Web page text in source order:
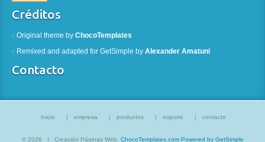
Créditos
Original theme by ChocoTemplates
Remixed and adapted for GetSimple by Alexander Amatuni
Contacto
Inicio empresa productos soporte contacto
© 2026 | Creación Páginas Web. ChocoTemplates.com Powered by GetSimple